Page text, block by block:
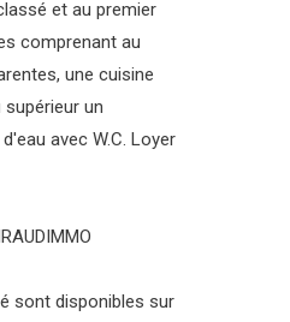
et au premier
comprenant au
une cuisine
un
avec W.C. Loyer
sont disponibles sur